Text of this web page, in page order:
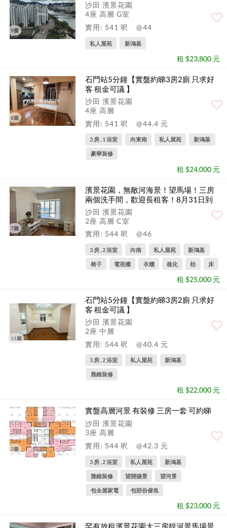
9圖
沙田 濱景花園
4座 高層 G室
實用: 541 呎
@44
私人屋苑 新鴻基
租 $23,800 元
8圖
石門站5分鐘【實盤約睇3房2廁 只求好
客 租金可議 】
沙田 濱景花園
4座 高層
實用: 541 呎
@44.4 元
3 房 , 1 浴室 向東南 私人屋苑 新鴻基
豪華裝修
租 $24,000 元
7圖
濱景花園，無敵河海景！望馬場！三房
兩個洗手間，歡迎長租客！8月31日到
期！
沙田 濱景花園
2座 高層 C室
實用: 544 呎
@46
3 房 , 2 浴室 向南 私人屋苑 新鴻基
椅子 電視櫃 衣櫃 梳化 枱 床
租 $25,000 元
11圖
石門站5分鐘【實盤約睇3房2廁 只求好
客 租金可議 】
沙田 濱景花園
2座 中層
實用: 544 呎
@40.4 元
3 房 , 2 浴室 私人屋苑 新鴻基
雅緻裝修
租 $22,000 元
2圖
實盤高層河景 有裝修 三房一套 可約睇
沙田 濱景花園
3座 高層
實用: 544 呎
@42.3 元
3 房 , 2 浴室 私人屋苑 新鴻基
雅緻裝修 望開揚景 望河景
包全屋家電 包部份傢俬
租 $23,000 元
罕有放租濱景花園大三房靚河景馬場景